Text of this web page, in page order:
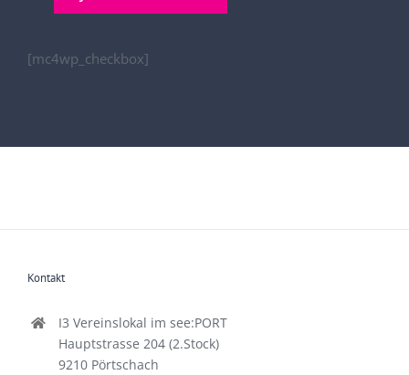
[mc4wp_checkbox]
Kontakt
I3 Vereinslokal im see:PORT
Hauptstrasse 204 (2.Stock)
9210 Pörtschach